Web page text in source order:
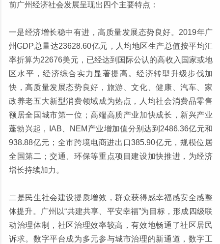
前广州经济社会发展呈现出四个主要特点：
一是经济增长稳中有进，高质量发展态势良好。2019年广
州GDP总量达23628.60亿元，人均地区生产总值按平均汇
率折算为22676美元，已经达到国际公认的高收入国家或地
区水平，经济综合实力显著提高。经济转型升级步伐加
快，高质量发展态势良好，旅游、文化、健康、汽车、家
政养老五大新型消费领域成为热点，人均社会消费品零售
额居全国城市第一位；高端高质产业加快成长，新兴产业
蓬勃兴起，IAB、NEM产业增加值分别达到2486.36亿元和
938.88亿元；全市跨境电商进出口385.90亿元，规模位居
全国第二；交通、环保等重点项目建设加快推进，为经济
增长持续加力。
二是民生社会建设提质增效，群众获得感幸福感安全感整
体提升。广州以“共建共享、平安幸福”为目标，形成四级联
动治理体制，社区治理效率较高，有效地畅通了社区居民
诉求。数字平台成为多元参与城市治理的新通道，数字工